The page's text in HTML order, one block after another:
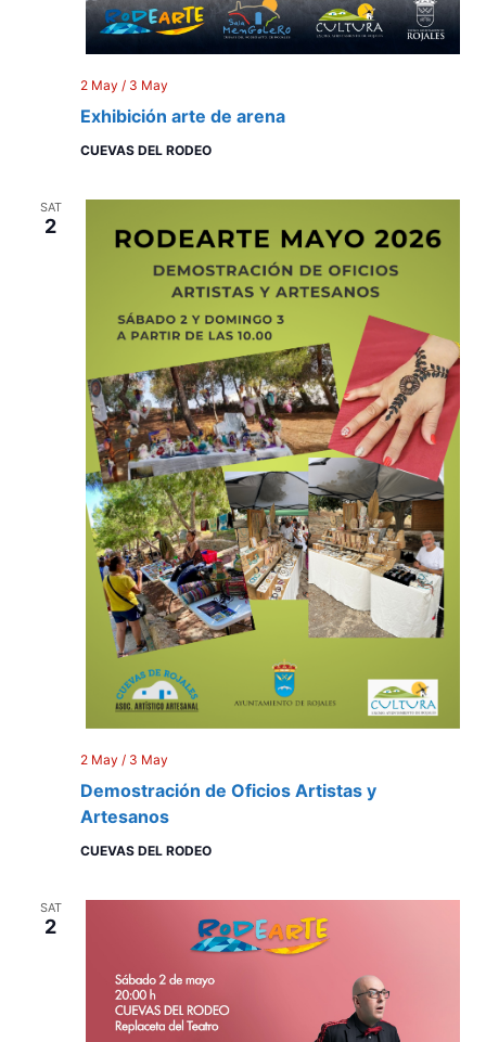
Exhibición arte de arena
2 May / 3 May
CUEVAS DEL RODEO
SAT
2
Demostración de Oficios Artistas y
Artesanos
2 May / 3 May
CUEVAS DEL RODEO
SAT
2